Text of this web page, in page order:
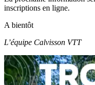
inscriptions en ligne.
A bientôt
L’équipe Calvisson VTT